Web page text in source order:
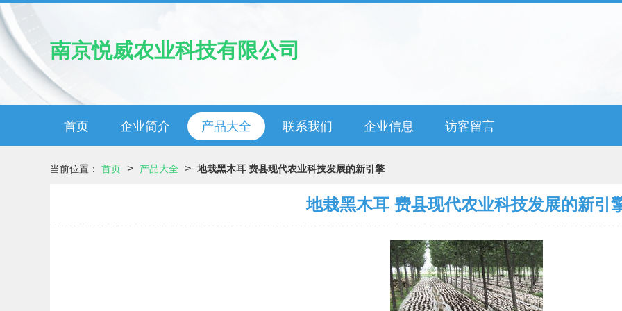
南京悦威农业科技有限公司
首页 企业简介 产品大全 联系我们 企业信息 访客留言
当前位置： 首页 > 产品大全 > 地栽黑木耳 费县现代农业科技发展的新引擎
地栽黑木耳 费县现代农业科技发展的新引